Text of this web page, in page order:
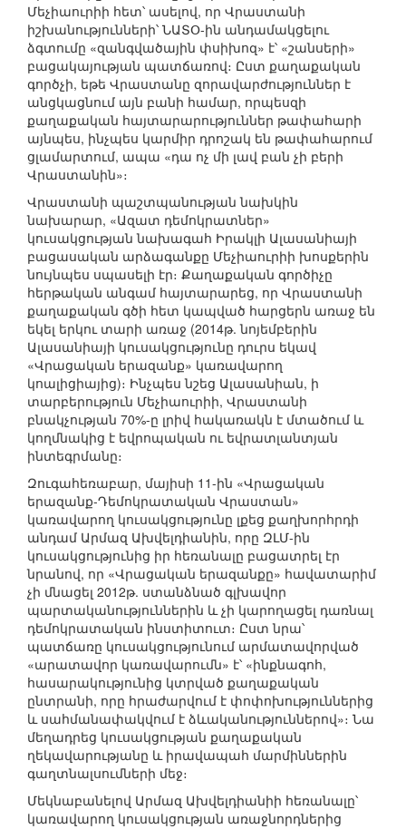
Մեչիաուրիի հետ՝ ասելով, որ Վրաստանի
իշխանությունների՝ ՆԱՏՕ-ին անդամակցելու
ձգտումը «զանգվածային փսիխոզ» է՝ «շանսերի»
բացակայության պատճառով։ Ըստ քաղաքական
գործչի, եթե Վրաստանը զորավարժություններ է
անցկացնում այն բանի համար, որպեսզի
քաղաքական հայտարարություններ թափահարի
այնպես, ինչպես կարմիր դրոշակ են թափահարում
ցլամարտում, ապա «դա ոչ մի լավ բան չի բերի
Վրաստանին»։
Վրաստանի պաշտպանության նախկին
նախարար, «Ազատ դեմոկրատներ»
կուսակցության նախագահ Իրակլի Ալասանիայի
բացասական արձագանքը Մեչիաուրիի խոսքերին
նույնպես սպասելի էր։ Քաղաքական գործիչը
հերթական անգամ հայտարարեց, որ Վրաստանի
քաղաքական գծի հետ կապված հարցերն առաջ են
եկել երկու տարի առաջ (2014թ. նոյեմբերին
Ալասանիայի կուսակցությունը դուրս եկավ
«Վրացական երազանք» կառավարող
կոալիցիայից)։ Ինչպես նշեց Ալասանիան, ի
տարբերություն Մեչիաուրիի, Վրաստանի
բնակչության 70%-ը լրիվ հակառակն է մտածում և
կողմնակից է եվրոպական ու եվրատլանտյան
ինտեգրմանը։
Զուգահեռաբար, մայիսի 11-ին «Վրացական
երազանք-Դեմոկրատական Վրաստան»
կառավարող կուսակցությունը լքեց քաղխորհրդի
անդամ Արմազ Ախվելդիանին, որը ԶԼՄ-ին
կուսակցությունից իր հեռանալը բացատրել էր
նրանով, որ «Վրացական երազանքը» հավատարիմ
չի մնացել 2012թ. ստանձնած գլխավոր
պարտականություններին և չի կարողացել դառնալ
դեմոկրատական ինստիտուտ։ Ըստ նրա՝
պատճառը կուսակցությունում արմատավորված
«արատավոր կառավարումն» է՝ «ինքնագոհ,
հասարակությունից կտրված քաղաքական
ընտրանի, որը հրաժարվում է փոփոխություններից
և սահմանափակվում է ձևականություններով»։ Նա
մեղադրեց կուսակցության քաղաքական
ղեկավարությանը և իրավապահ մարմիններին
գաղտնալսումների մեջ։
Մեկնաբանելով Արմազ Ախվելդիանիի հեռանալը՝
կառավարող կուսակցության առաջնորդներից